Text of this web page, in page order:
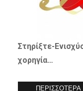
Στηρίξτε-
χορηγία…
ΠΕΡΙΣΣΟΤΕΡΑ